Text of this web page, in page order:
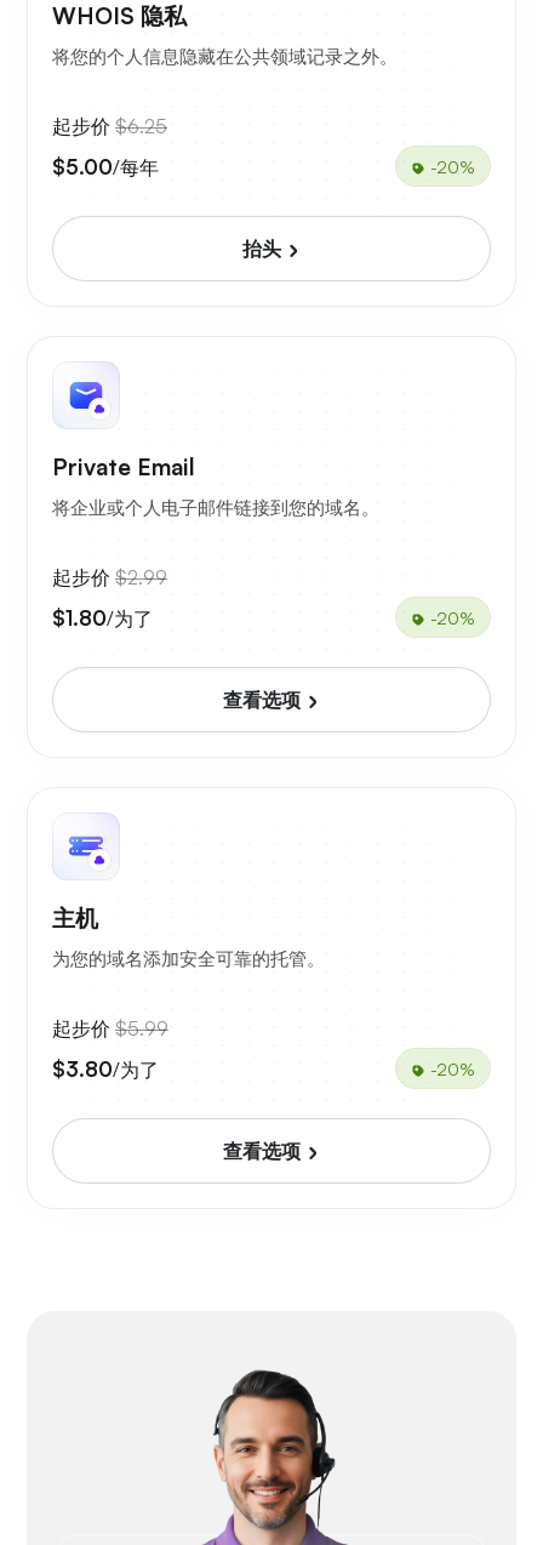
WHOIS 隐私
将您的个人信息隐藏在公共领域记录之外。
起步价 $6.25
$5.00/每年 -20%
抬头
Private Email
将企业或个人电子邮件链接到您的域名。
起步价 $2.99
$1.80/为了 -20%
查看选项
主机
为您的域名添加安全可靠的托管。
起步价 $5.99
$3.80/为了 -20%
查看选项